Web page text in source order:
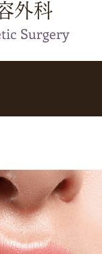
外科
Surgery